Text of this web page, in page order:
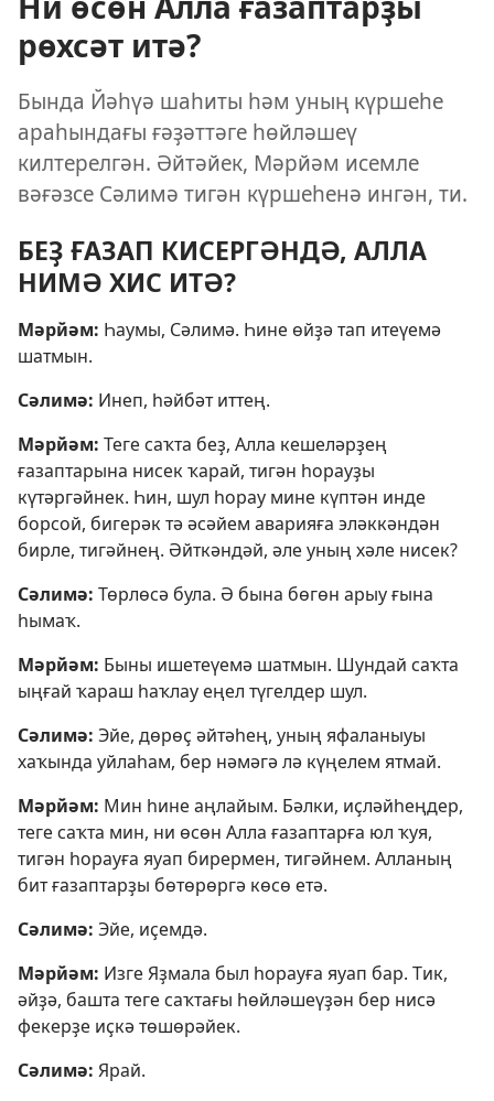
рөхсәт итә?
Бында Йәһүә шаһиты һәм уның күршеһе
араһындағы ғәҙәттәге һөйләшеү
килтерелгән. Әйтәйек, Мәрйәм исемле
вәғәзсе Сәлимә тигән күршеһенә ингән, ти.
БЕҘ ҒАЗАП КИСЕРГӘНДӘ, АЛЛА
НИМӘ ХИС ИТӘ?
Мәрйәм: Һаумы, Сәлимә. Һине өйҙә тап итеүемә
шатмын.
Сәлимә: Инеп, һәйбәт иттең.
Мәрйәм: Теге саҡта беҙ, Алла кешеләрҙең
ғазаптарына нисек ҡарай, тигән һорауҙы
күтәргәйнек. Һин, шул һорау мине күптән инде
борсой, бигерәк тә әсәйем аварияға эләккәндән
бирле, тигәйнең. Әйткәндәй, әле уның хәле нисек?
Сәлимә: Төрлөсә була. Ә бына бөгөн арыу ғына
һымаҡ.
Мәрйәм: Быны ишетеүемә шатмын. Шундай саҡта
ыңғай ҡараш һаҡлау еңел түгелдер шул.
Сәлимә: Эйе, дөрөҫ әйтәһең, уның яфаланыуы
хаҡында уйлаһам, бер нәмәгә лә күңелем ятмай.
Мәрйәм: Мин һине аңлайым. Бәлки, иҫләйһеңдер,
теге саҡта мин, ни өсөн Алла ғазаптарға юл ҡуя,
тигән һорауға яуап бирермен, тигәйнем. Алланың
бит ғазаптарҙы бөтөрөргә көсө етә.
Сәлимә: Эйе, иҫемдә.
Мәрйәм: Изге Яҙмала был һорауға яуап бар. Тик,
әйҙә, башта теге саҡтағы һөйләшеүҙән бер нисә
фекерҙе иҫкә төшөрәйек.
Сәлимә: Ярай.